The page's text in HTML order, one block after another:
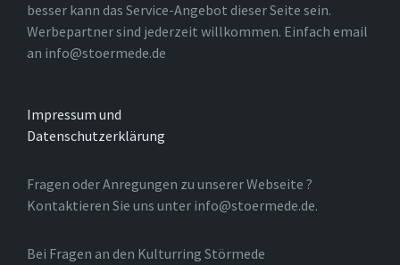
besser kann das Service-Angebot dieser Seite sein.
Werbepartner sind jederzeit willkommen. Einfach email
an info@stoermede.de
Impressum und
Datenschutzerklärung
Fragen oder Anregungen zu unserer Webseite ?
Kontaktieren Sie uns unter info@stoermede.de.
Bei Fragen an den Kulturring Störmede